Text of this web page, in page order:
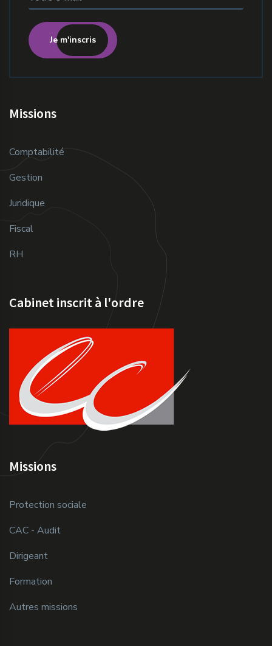
Je m'inscris
Missions
Comptabilité
Gestion
Juridique
Fiscal
RH
Missions
Protection sociale
CAC - Audit
Dirigeant
Formation
Autres missions
Cabinet inscrit à l'ordre